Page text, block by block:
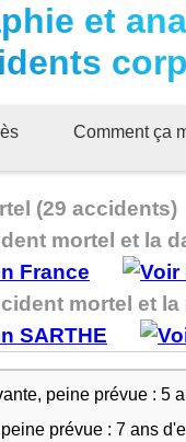
et
Comment ça
(29 accidents)
mortel et la
mortel et
peine prévue : 5
prévue : 7 ans